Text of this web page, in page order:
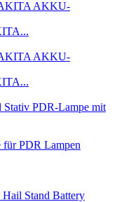
PDR-Lampe mit
für PDR Lampen
Hail Stand Battery